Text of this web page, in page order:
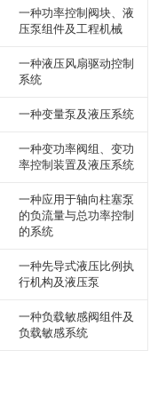
一种功率控制阀块、液
压泵组件及工程机械
一种液压风扇驱动控制
系统
一种变量泵及液压系统
一种变功率阀组、变功
率控制装置及液压系统
一种应用于轴向柱塞泵
的负流量与总功率控制
的系统
一种先导式液压比例执
行机构及液压泵
一种负载敏感阀组件及
负载敏感系统